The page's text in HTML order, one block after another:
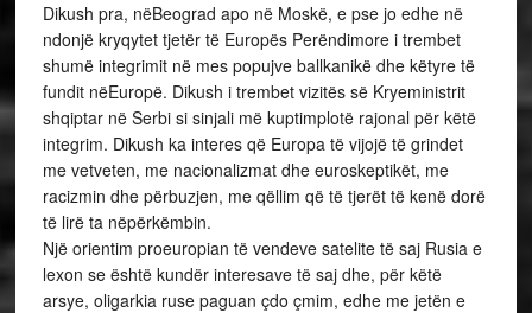
Dikush pra, nëBeograd apo në Moskë, e pse jo edhe në
ndonjë kryqytet tjetër të Europës Perëndimore i trembet
shumë integrimit në mes popujve ballkanikë dhe këtyre të
fundit nëEuropë. Dikush i trembet vizitës së Kryeministrit
shqiptar në Serbi si sinjali më kuptimplotë rajonal për këtë
integrim. Dikush ka interes që Europa të vijojë të grindet
me vetveten, me nacionalizmat dhe euroskeptikët, me
racizmin dhe përbuzjen, me qëllim që të tjerët të kenë dorë
të lirë ta nëpërkëmbin.
Një orientim proeuropian të vendeve satelite të saj Rusia e
lexon se është kundër interesave të saj dhe, për këtë
arsye, oligarkia ruse paguan çdo çmim, edhe me jetën e